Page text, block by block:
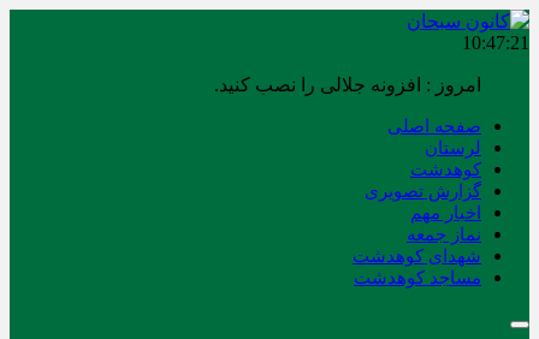
10:47:21
امروز : افزونه جلالی را نصب کنید.
صفحه اصلی
لرستان
کوهدشت
گزارش تصویری
اخبار مهم
نماز جمعه
شهدای کوهدشت
مساجد کوهدشت